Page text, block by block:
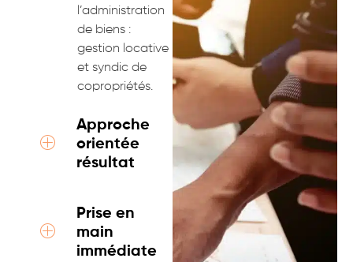
l’administration
de biens :
gestion locative
et syndic de
copropriétés.
Approche
orientée
résultat
Prise en
main
immédiate